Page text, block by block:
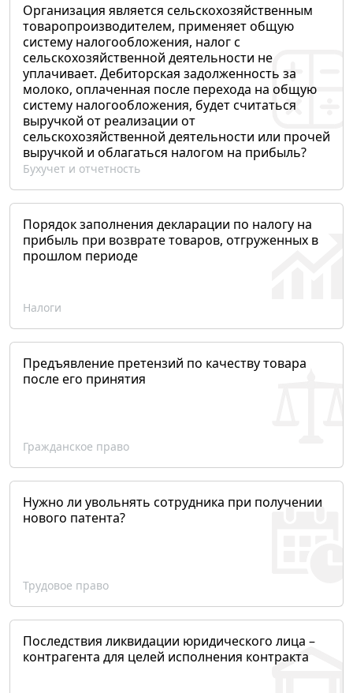
Организация является сельскохозяйственным
товаропроизводителем, применяет общую
систему налогообложения, налог с
сельскохозяйственной деятельности не
уплачивает. Дебиторская задолженность за
молоко, оплаченная после перехода на общую
систему налогообложения, будет считаться
выручкой от реализации от
сельскохозяйственной деятельности или прочей
выручкой и облагаться налогом на прибыль?
Бухучет и отчетность
Порядок заполнения декларации по налогу на
прибыль при возврате товаров, отгруженных в
прошлом периоде
Налоги
Предъявление претензий по качеству товара
после его принятия
Гражданское право
Нужно ли увольнять сотрудника при получении
нового патента?
Трудовое право
Последствия ликвидации юридического лица –
контрагента для целей исполнения контракта